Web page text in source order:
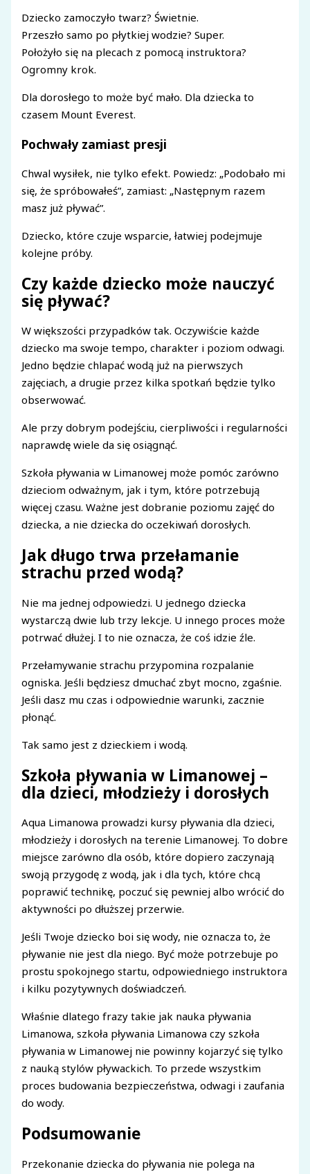
Dziecko zamoczyło twarz? Świetnie.
Przeszło samo po płytkiej wodzie? Super.
Położyło się na plecach z pomocą instruktora?
Ogromny krok.
Dla dorosłego to może być mało. Dla dziecka to
czasem Mount Everest.
Pochwały zamiast presji
Chwal wysiłek, nie tylko efekt. Powiedz: „Podobało mi
się, że spróbowałeś”, zamiast: „Następnym razem
masz już pływać”.
Dziecko, które czuje wsparcie, łatwiej podejmuje
kolejne próby.
Czy każde dziecko może nauczyć
się pływać?
W większości przypadków tak. Oczywiście każde
dziecko ma swoje tempo, charakter i poziom odwagi.
Jedno będzie chlapać wodą już na pierwszych
zajęciach, a drugie przez kilka spotkań będzie tylko
obserwować.
Ale przy dobrym podejściu, cierpliwości i regularności
naprawdę wiele da się osiągnąć.
Szkoła pływania w Limanowej może pomóc zarówno
dzieciom odważnym, jak i tym, które potrzebują
więcej czasu. Ważne jest dobranie poziomu zajęć do
dziecka, a nie dziecka do oczekiwań dorosłych.
Jak długo trwa przełamanie
strachu przed wodą?
Nie ma jednej odpowiedzi. U jednego dziecka
wystarczą dwie lub trzy lekcje. U innego proces może
potrwać dłużej. I to nie oznacza, że coś idzie źle.
Przełamywanie strachu przypomina rozpalanie
ogniska. Jeśli będziesz dmuchać zbyt mocno, zgaśnie.
Jeśli dasz mu czas i odpowiednie warunki, zacznie
płonąć.
Tak samo jest z dzieckiem i wodą.
Szkoła pływania w Limanowej –
dla dzieci, młodzieży i dorosłych
Aqua Limanowa prowadzi kursy pływania dla dzieci,
młodzieży i dorosłych na terenie Limanowej. To dobre
miejsce zarówno dla osób, które dopiero zaczynają
swoją przygodę z wodą, jak i dla tych, które chcą
poprawić technikę, poczuć się pewniej albo wrócić do
aktywności po dłuższej przerwie.
Jeśli Twoje dziecko boi się wody, nie oznacza to, że
pływanie nie jest dla niego. Być może potrzebuje po
prostu spokojnego startu, odpowiedniego instruktora
i kilku pozytywnych doświadczeń.
Właśnie dlatego frazy takie jak nauka pływania
Limanowa, szkoła pływania Limanowa czy szkoła
pływania w Limanowej nie powinny kojarzyć się tylko
z nauką stylów pływackich. To przede wszystkim
proces budowania bezpieczeństwa, odwagi i zaufania
do wody.
Podsumowanie
Przekonanie dziecka do pływania nie polega na